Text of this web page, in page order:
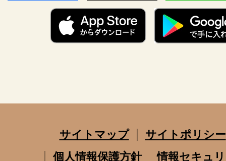
サイトマップ
サイトポリシー
個人情報保護方針
情報セキュ